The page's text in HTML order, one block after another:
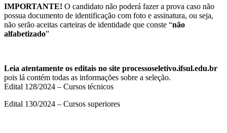
IMPORTANTE! O candidato não poderá fazer a prova caso não
possua documento de identificação com foto e assinatura, ou seja,
não serão aceitas carteiras de identidade que conste “não
alfabetizado”
Leia atentamente os editais no site processoseletivo.ifsul.edu.br
pois lá contém todas as informações sobre a seleção.
Edital 128/2024 – Cursos técnicos
Edital 130/2024 – Cursos superiores